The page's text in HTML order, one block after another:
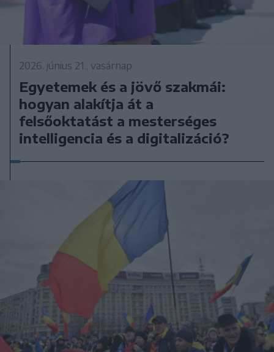
2026. június 21., vasárnap
Egyetemek és a jövő szakmái:
hogyan alakítja át a
felsőoktatást a mesterséges
intelligencia és a digitalizáció?